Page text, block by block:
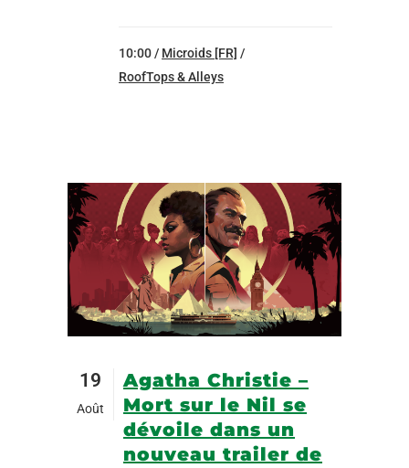
10:00 / Microids [FR] /
RoofTops & Alleys
19
Août
Agatha Christie –
Mort sur le Nil se
dévoile dans un
nouveau trailer de